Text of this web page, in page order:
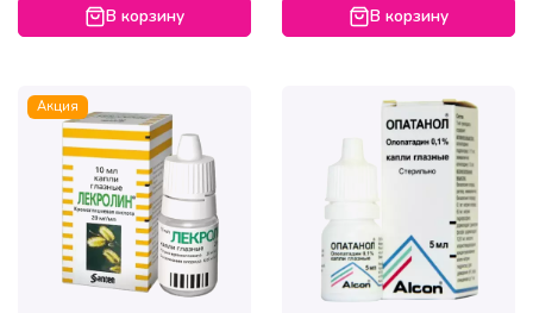
В корзину В корзину
Акция